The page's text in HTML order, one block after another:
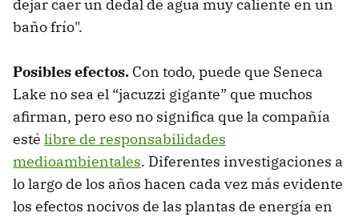
dejar caer un dedal de agua muy caliente en un
baño frío".
Posibles efectos. Con todo, puede que Seneca
Lake no sea el “jacuzzi gigante” que muchos
afirman, pero eso no significa que la compañía
esté libre de responsabilidades
medioambientales. Diferentes investigaciones a
lo largo de los años hacen cada vez más evidente
los efectos nocivos de las plantas de energía en